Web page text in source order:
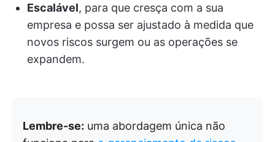
Escalável, para que cresça com a sua
empresa e possa ser ajustado à medida que
novos riscos surgem ou as operações se
expandem.
Lembre-se: uma abordagem única não